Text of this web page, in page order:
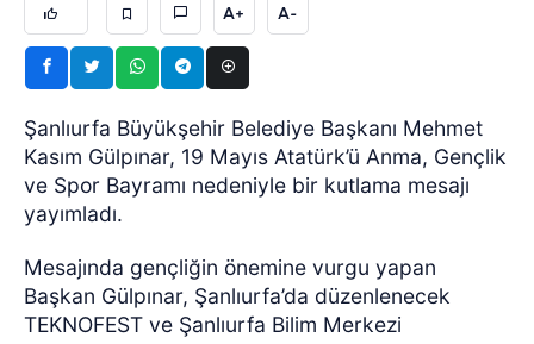
A+ A-
Şanlıurfa Büyükşehir Belediye Başkanı Mehmet
Kasım Gülpınar, 19 Mayıs Atatürk’ü Anma, Gençlik
ve Spor Bayramı nedeniyle bir kutlama mesajı
yayımladı.
Mesajında gençliğin önemine vurgu yapan
Başkan Gülpınar, Şanlıurfa’da düzenlenecek
TEKNOFEST ve Şanlıurfa Bilim Merkezi